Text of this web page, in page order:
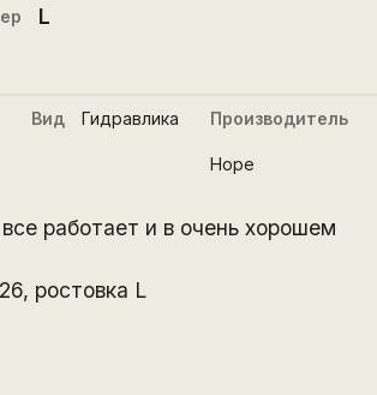
L
Вид Гидравлика Производитель
Hope
работает и в очень хорошем
ростовка L